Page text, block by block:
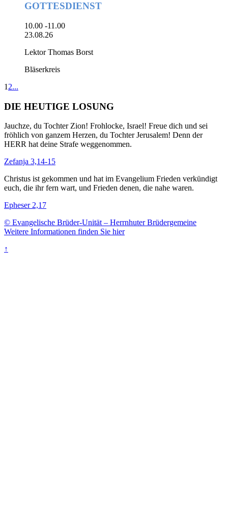
GOTTESDIENST
10.00 -11.00
23.08.26
Lektor Thomas Borst
Bläserkreis
1 2...
DIE HEUTIGE LOSUNG
Jauchze, du Tochter Zion! Frohlocke, Israel! Freue dich und sei
fröhlich von ganzem Herzen, du Tochter Jerusalem! Denn der
HERR hat deine Strafe weggenommen.
Zefanja 3,14-15
Christus ist gekommen und hat im Evangelium Frieden verkündigt
euch, die ihr fern wart, und Frieden denen, die nahe waren.
Epheser 2,17
© Evangelische Brüder-Unität – Herrnhuter Brüdergemeine
Weitere Informationen finden Sie hier
↑